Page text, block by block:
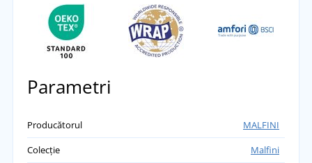
mărimi. Am comandat deja de mai multe ori și
sunt extrem de mulțumit.
přidáno 25.09.2024
Petr
Cămașă grozavă la un preț bun.Material
přidáno 13.05.2024
Parametri
Producătorul
MALFINI
Colecție
Malfini